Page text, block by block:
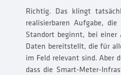
Richtig. Das klingt
realisierbaren Aufgabe,
Standort beginnt, bei einer
Daten bereitstellt, die für
im Feld relevant sind. Aber
dass die Smart-Meter-